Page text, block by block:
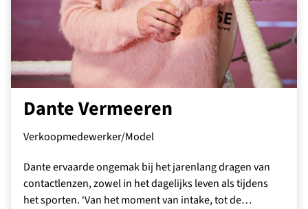
Dante Vermeeren
Verkoopmedewerker/Model
Dante ervaarde ongemak bij het jarenlang dragen van
contactlenzen, zowel in het dagelijks leven als tijdens
het sporten. ‘Van het moment van intake, tot de…